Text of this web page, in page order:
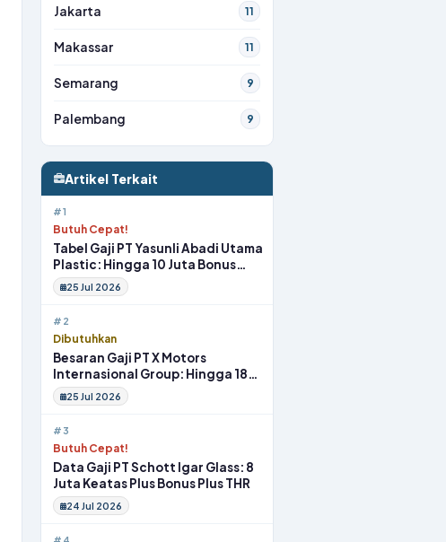
Jakarta 11
Makassar 11
Semarang 9
Palembang 9
Artikel Terkait
#1
Butuh Cepat!
Tabel Gaji PT Yasunli Abadi Utama
Plastic: Hingga 10 Juta Bonus
Melimpah Lengkap Tunjangan
25 Jul 2026
#2
Dibutuhkan
Besaran Gaji PT X Motors
Internasional Group: Hingga 18
Juta Gym Membership Makan
Siang
25 Jul 2026
#3
Butuh Cepat!
Data Gaji PT Schott Igar Glass: 8
Juta Keatas Plus Bonus Plus THR
24 Jul 2026